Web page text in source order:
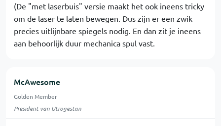
(De "met laserbuis" versie maakt het ook ineens tricky
om de laser te laten bewegen. Dus zijn er een zwik
precies uitlijnbare spiegels nodig. En dan zit je ineens
aan behoorlijk duur mechanica spul vast.
McAwesome
Golden Member
President van Utrogestan